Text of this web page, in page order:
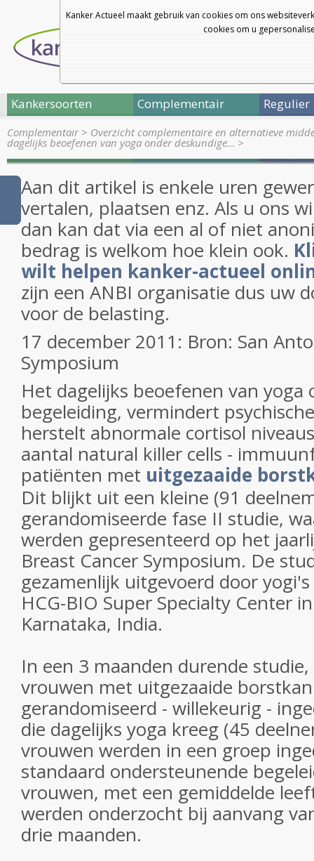
Kanker Actueel maakt gebruik van cookies om ons
cookies om u
Kankersoorten Complementair Regulier
Complementair> Overzicht complementaire en alternatieve
dagelijks beoefenen van yoga onder deskundige… >
Aan dit artikel is enkele uren
vertalen, plaatsen enz. Als u ons
dan kan dat via een al of niet
bedrag is welkom hoe klein ook.
wilt helpen kanker-actueel
zijn een ANBI organisatie dus uw
voor de belasting.
17 december 2011: Bron: San
Symposium
Het dagelijks beoefenen van yoga
begeleiding, vermindert
herstelt abnormale cortisol
aantal natural killer cells -
patiënten met uitgezaaide
Dit blijkt uit een kleine (91
gerandomiseerde fase II studie,
werden gepresenteerd op het
Breast Cancer Symposium. De
gezamenlijk uitgevoerd door
HCG-BIO Super Specialty Center
Karnataka, India.
In een 3 maanden durende
vrouwen met uitgezaaide
gerandomiseerd - willekeurig -
die dagelijks yoga kreeg (45
vrouwen werden in een groep
standaard ondersteunende
vrouwen, met een gemiddelde
werden onderzocht bij aanvang
drie maanden.